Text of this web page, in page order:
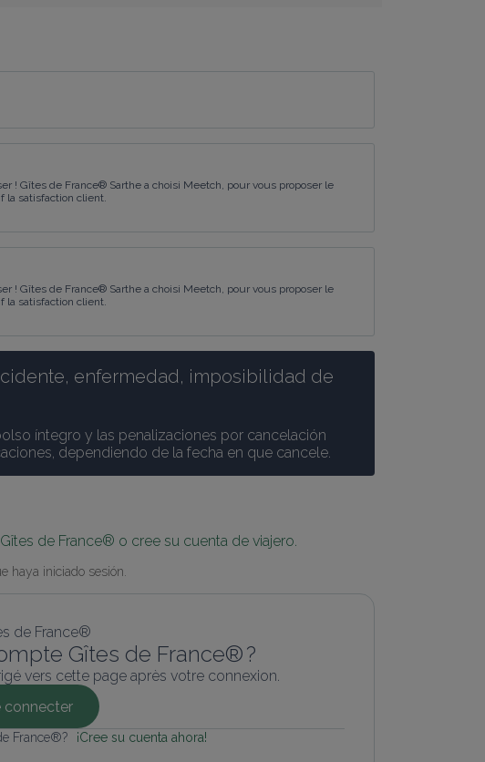
! Gîtes de France® Sarthe a choisi Meetch, pour vous proposer le
la satisfaction client.
! Gîtes de France® Sarthe a choisi Meetch, pour vous proposer le
la satisfaction client.
enfermedad, imposibilidad de
íntegro y las penalizaciones por cancelación
dependiendo de la fecha en que cancele.
de France® o cree su cuenta de viajero.
haya iniciado sesión.
Gîtes de France® ?
vers cette page après votre connexion.
connecter
France®? ¡Cree su cuenta ahora!